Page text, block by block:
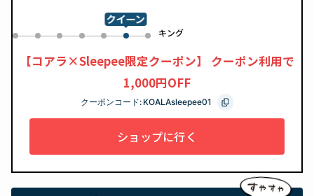
0 1 2 3 4 5
クイーン
キング
6
【コアラ×Sleepee限定クーポン】 クーポン利用で
1,000円OFF
クーポンコード: KOALAsleepee01
ショップに行く